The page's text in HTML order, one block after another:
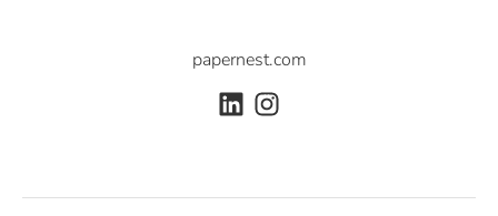
papernest.com